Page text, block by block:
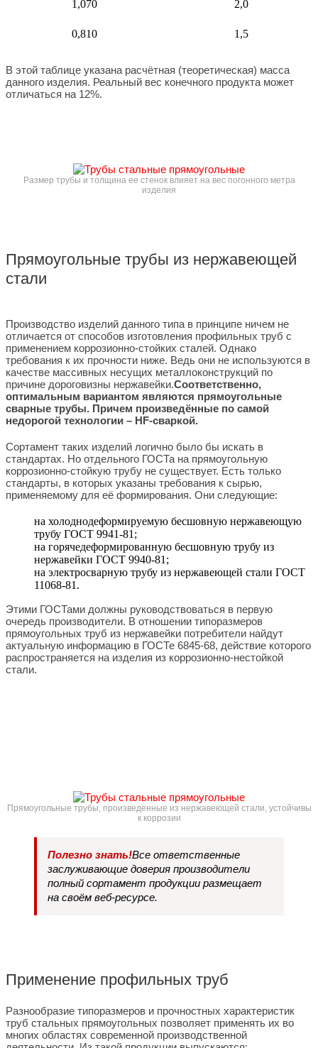
1,070 2,0
0,810 1,5
В этой таблице указана расчётная (теоретическая) масса
данного изделия. Реальный вес конечного продукта может
отличаться на 12%.
Размер трубы и толщина ее стенок влияет на вес погонного метра
изделия
Прямоугольные трубы из нержавеющей
стали
Производство изделий данного типа в принципе ничем не
отличается от способов изготовления профильных труб с
применением коррозионно-стойких сталей. Однако
требования к их прочности ниже. Ведь они не используются в
качестве массивных несущих металлоконструкций по
причине дороговизны нержавейки.Соответственно,
оптимальным вариантом являются прямоугольные
сварные трубы. Причем произведённые по самой
недорогой технологии – HF-сваркой.
Сортамент таких изделий логично было бы искать в
стандартах. Но отдельного ГОСТа на прямоугольную
коррозионно-стойкую трубу не существует. Есть только
стандарты, в которых указаны требования к сырью,
применяемому для её формирования. Они следующие:
на холоднодеформируемую бесшовную нержавеющую
трубу ГОСТ 9941-81;
на горячедеформированную бесшовную трубу из
нержавейки ГОСТ 9940-81;
на электросварную трубу из нержавеющей стали ГОСТ
11068-81.
Этими ГОСТами должны руководствоваться в первую
очередь производители. В отношении типоразмеров
прямоугольных труб из нержавейки потребители найдут
актуальную информацию в ГОСТе 6845-68, действие которого
распространяется на изделия из коррозионно-нестойкой
стали.
Прямоугольные трубы, произведенные из нержавеющей стали, устойчивы
к коррозии
Полезно знать!Все ответственные
заслуживающие доверия производители
полный сортамент продукции размещает
на своём веб-ресурсе.
Применение профильных труб
Разнообразие типоразмеров и прочностных характеристик
труб стальных прямоугольных позволяет применять их во
многих областях современной производственной